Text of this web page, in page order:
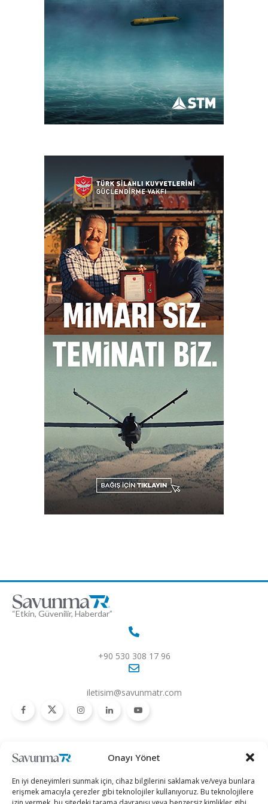
Onayı Yönet
En iyi deneyimleri sunmak için, cihaz bilgilerini saklamak ve/veya bunlara
erişmek amacıyla çerezler gibi teknolojiler kullanıyoruz. Bu teknolojilere
“Etkin, Güvenilir, Haberdar”
+90 530 308 17 96
iletisim@savunmatr.com
Savunma Sanayii
Hava Platformları
Kategoriler
Siber Güvenlik
SavunmaTR
Hakkımızda